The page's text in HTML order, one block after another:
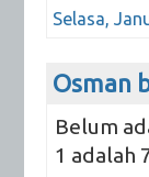
Selasa,
Osman
Belum
1 adalah